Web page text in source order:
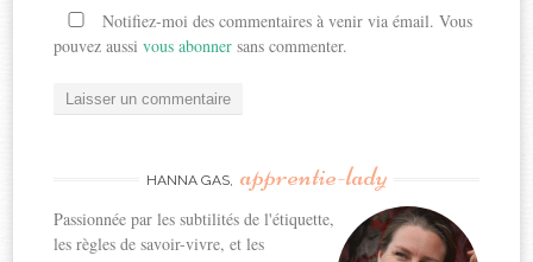
Notifiez-moi des commentaires à venir via émail. Vous
pouvez aussivous abonner sans commenter.
HANNA GAS, apprentie-lady
Passionnée par les subtilités de l'étiquette,
les règles de savoir-vivre, et les